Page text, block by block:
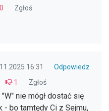
0 Zgłoś
16:31
Odpowiedz
1 Zgłoś
nie mógł dostać się
bo tamtędy Ci z Sejmu,